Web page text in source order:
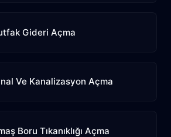
Gideri Açma
Ve Kanalizasyon Açma
Boru Tıkanıklığı Açma